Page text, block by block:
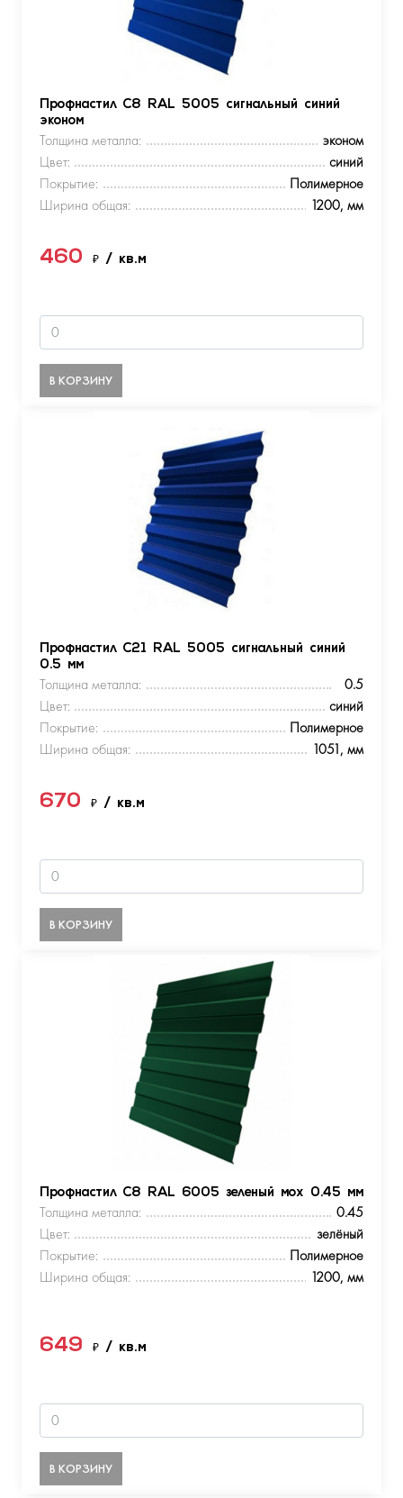
Профнастил С8 RAL 5005 сигнальный синий
эконом
Толщина металла:
эконом
Цвет:
синий
Покрытие:
Полимерное
Ширина общая:
1200, мм
460 ₽ / кв.м
В КОРЗИНУ
Профнастил С21 RAL 5005 сигнальный синий
0.5 мм
Толщина металла:
0.5
Цвет:
синий
Покрытие:
Полимерное
Ширина общая:
1051, мм
670 ₽ / кв.м
В КОРЗИНУ
Профнастил С8 RAL 6005 зеленый мох 0.45 мм
Толщина металла:
0.45
Цвет:
зелёный
Покрытие:
Полимерное
Ширина общая:
1200, мм
649 ₽ / кв.м
В КОРЗИНУ